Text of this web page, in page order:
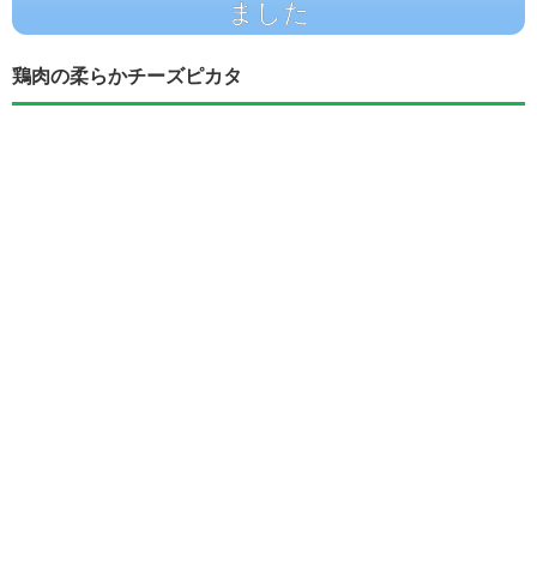
ました
鶏肉の柔らかチーズピカタ